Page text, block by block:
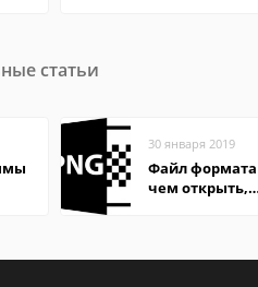
статьи
30 января 2019
Файл формата
чем открыть,